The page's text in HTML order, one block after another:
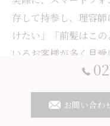
存して持参し、理容師
けたい」「前髪はこの
いるお客様が多く見
も、ホットペッパー
の公式サイトなどで
ったスタイルを選ぶ
お問い合わ